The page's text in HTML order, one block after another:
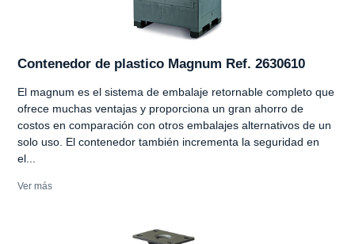
Contenedor de plastico Magnum Ref. 2630610
El magnum es el sistema de embalaje retornable completo que
ofrece muchas ventajas y proporciona un gran ahorro de
costos en comparación con otros embalajes alternativos de un
solo uso. El contenedor también incrementa la seguridad en
el...
Ver más